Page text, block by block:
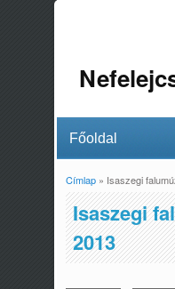
Jelenlegi
Címlap» Isaszegi
Isaszegi
2013